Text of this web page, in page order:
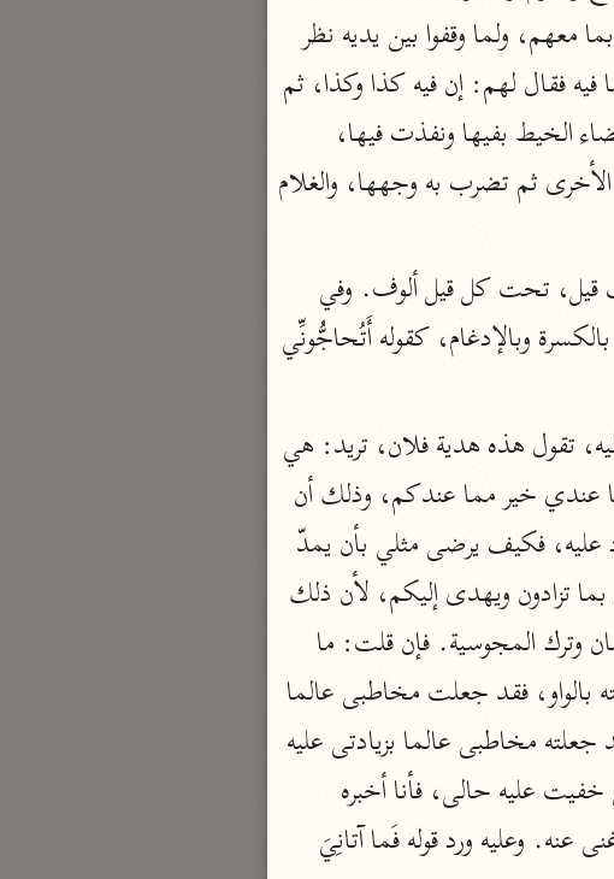
مركَّزة العبارة
تفسير الجلالين
نحو مجلد
الإيجي (٩٠٥ هـ)
نحو ٣ مجلدات
نحو ٣ مجلدات
مدارك التنزيل
النسفي (٧١٠ هـ)
الوجيز
الواحدي (٤٦٨ هـ)
نحو مجلد
تفسير القرآن العزيز
ابن أبي زمنين (٣٩٩ هـ)
نحو مجلدين
القوم ونظروا: بهتوا، ورأوا الدواب تروث على اللبن، فتقاصرت إليهم نفوسهم ورموا بما معهم، ولما وقفوا بين يديه نظر